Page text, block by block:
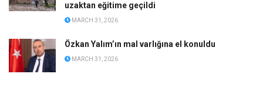
uzaktan eğitime geçildi
MARCH 31, 2026
Özkan Yalım’ın mal varlığına el konuldu
MARCH 31, 2026